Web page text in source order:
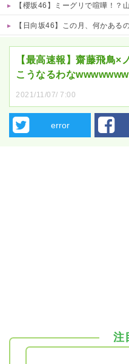
【櫻坂46】ミーグリで喧嘩！？
【日向坂46】この月、何かあるのか
【最高速報】齋藤飛鳥×
こうなるわな
2021/11/07/ 7:00
error
注